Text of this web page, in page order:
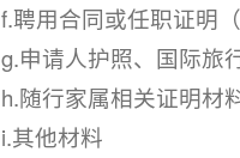
f.聘用合同或任职证明
g.申请人护照、国际旅
h.随行家属相关证明材
i.其他材料